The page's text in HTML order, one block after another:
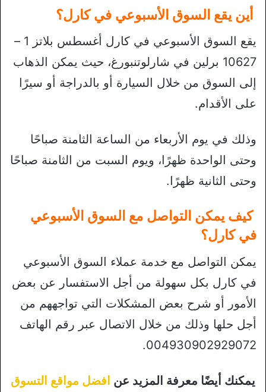
أين يقع السوق الأسبوعي في كارل؟
يقع السوق الأسبوعي في كارل أغسطس بلاتز 1 –
10627 برلين في شارلوتنبورغ، حيث يمكن الذهاب
إلى السوق من خلال السيارة أو بالدراجة أو سيرًا
على الأقدام.
وذلك في يوم الأربعاء من الساعة الثامنة صباحًا
وحتى الواحدة ظهرًا، ويوم السبت من الثامنة صباحًا
وحتى الثانية ظهرًا.
كيف يمكن التواصل مع السوق الأسبوعي
في كارل؟
يمكن التواصل مع خدمة عملاء السوق الأسبوعي
في كارل بكل سهولة من أجل الاستفسار عن بعض
الأمور أو شرح بعض المشكلات التي تواجههم من
أجل حلها وذلك من خلال الاتصال عبر رقم الهاتف
004930902929072.
يمكنك أيضًا معرفة المزيد عن افضل مواقع التسوق